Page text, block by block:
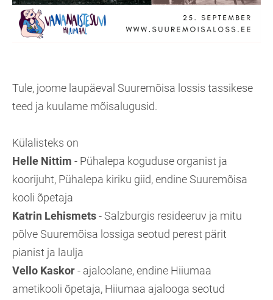
Tule, joome laupäeval Suuremõisa lossis tassikese
teed ja kuulame mõisalugusid.
Külalisteks on
Helle Nittim - Pühalepa koguduse organist ja
koorijuht, Pühalepa kiriku giid, endine Suuremõisa
kooli õpetaja
Katrin Lehismets- Salzburgis resideeruv ja mitu
põlve Suuremõisa lossiga seotud perest pärit
pianist ja laulja
Vello Kaskor- ajaloolane, endine Hiiumaa
ametikooli õpetaja, Hiiumaa ajalooga seotud